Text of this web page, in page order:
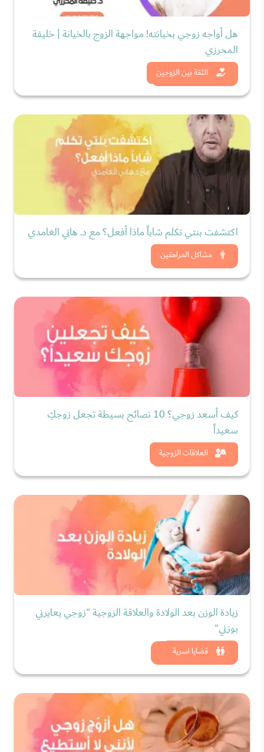
الثقة بين الزوجين
هل أواجه زوجي بخيانته! مواجهة الزوج بالخيانة | خليفة
المحرزي
شاهد الان
مشاكل المراهقين
اكتشفت بنتي تكلم شاباً ماذا أفعل؟ مع د. هاني الغامدي
شاهد الان
العلاقات الزوجية
كيف أسعد زوجي؟ 10 نصائح بسيطة تجعل زوجكِ
سعيداً
شاهد الان
قضايا اسرية
زيادة الوزن بعد الولادة والعلاقة الزوجية "زوجي يعايرني
بوزني"
شاهد الان